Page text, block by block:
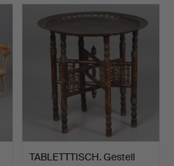
TABLETTTISCH. Gestell